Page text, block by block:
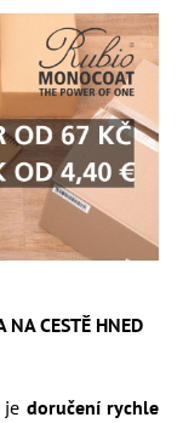
NA CESTĚ HNED
je doručení rychle